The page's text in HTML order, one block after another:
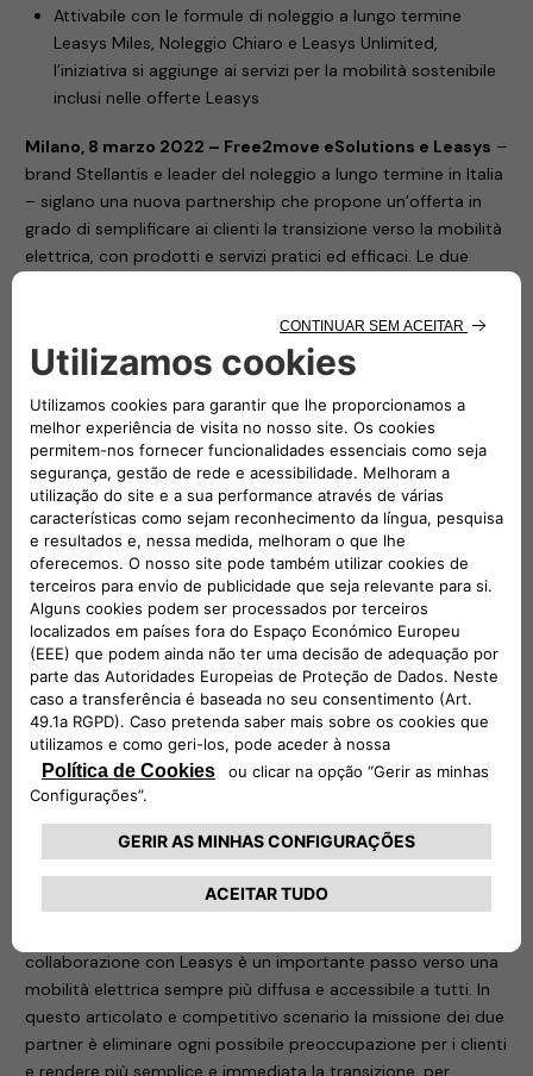
Attivabile con le formule di noleggio a lungo termine
Leasys Miles, Noleggio Chiaro e Leasys Unlimited,
l’iniziativa si aggiunge ai servizi per la mobilità sostenibile
inclusi nelle offerte Leasys
Milano, 8 marzo 2022 – Free2move eSolutions e Leasys –
brand Stellantis e leader del noleggio a lungo termine in Italia
– siglano una nuova partnership che propone un’offerta in
grado di semplificare ai clienti la transizione verso la mobilità
elettrica, con prodotti e servizi pratici ed efficaci. Le due
Il voucher, rivolto sia alle aziende sia ai privati, comprende la
di Free2move eSolutions. Il servizio – disponibile con il
noleggio a lungo termine della Nuova 500 elettrica e delle
Jeep Renegade e Compass 4xe Plug-in Hybrid – permette di
includere nel canone un voucher di 8.500 km (pari a circa
1.115 kWh) per la citycar Fiat e di 3.000 km (pari a circa 680
kWh) per i due modelli ibridi plug-in della gamma Jeep.
Il voucher, da utilizzare entro un anno dall’attivazione, è
attivabile con le formule di noleggio a lungo termine Leasys
Miles, Noleggio Chiaro e Leasys Unlimited. Un plus che si
aggiunge ai servizi Leasys dedicati alla mobilità sostenibile: la
Leasys e-Mobility Card, con cui ricaricare i veicoli
gratuitamente, presso la rete Leasys; i cavi per la ricarica
domestica e pubblica; il servizio di e-Parking.
Per usufruire del voucher basta registrarsi sul
sito publiccharging.all-e.com e procedere con l’attivazione.
Una volta conclusa, sarà possibile accedere all’app ALL-e,
così da individuare la colonnina più vicina e monitorare le
proprie sessioni di ricarica.
collaborazione con Leasys è un importante passo verso una
mobilità elettrica sempre più diffusa e accessibile a tutti. In
questo articolato e competitivo scenario la missione dei due
partner è eliminare ogni possibile preoccupazione per i clienti